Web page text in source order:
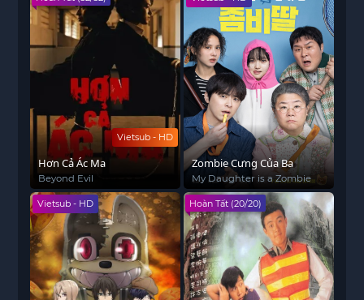
Vietsub - HD
Hơn Cả Ác Ma
Beyond Evil
Zombie Cưng Của Ba
My Daughter is a Zombie
Vietsub - HD Hoàn Tất (20/20)